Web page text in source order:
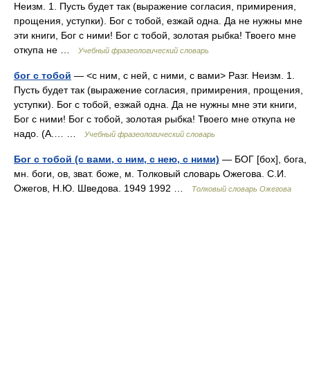
Неизм. 1. Пусть будет так (выражение согласия, примирения,
прощения, уступки). Бог с тобой, езжай одна. Да не нужны мне
эти книги, Бог с ними! Бог с тобой, золотая рыбка! Твоего мне
откупа не …
Учебный фразеологический словарь
бог с тобой — <с ним, с ней, с ними, с вами> Разг. Неизм. 1.
Пусть будет так (выражение согласия, примирения, прощения,
уступки). Бог с тобой, езжай одна. Да не нужны мне эти книги,
Бог с ними! Бог с тобой, золотая рыбка! Твоего мне откупа не
надо. (А.… …
Учебный фразеологический словарь
Бог с тобой (с вами, с ним, с нею, с ними) — БОГ [бох], бога,
мн. боги, ов, зват. боже, м. Толковый словарь Ожегова. С.И.
Ожегов, Н.Ю. Шведова. 1949 1992 …
Толковый словарь Ожегова